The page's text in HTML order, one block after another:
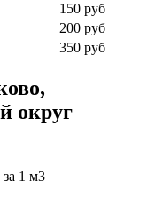
150 руб
200 руб
350 руб
округ
за 1 м3